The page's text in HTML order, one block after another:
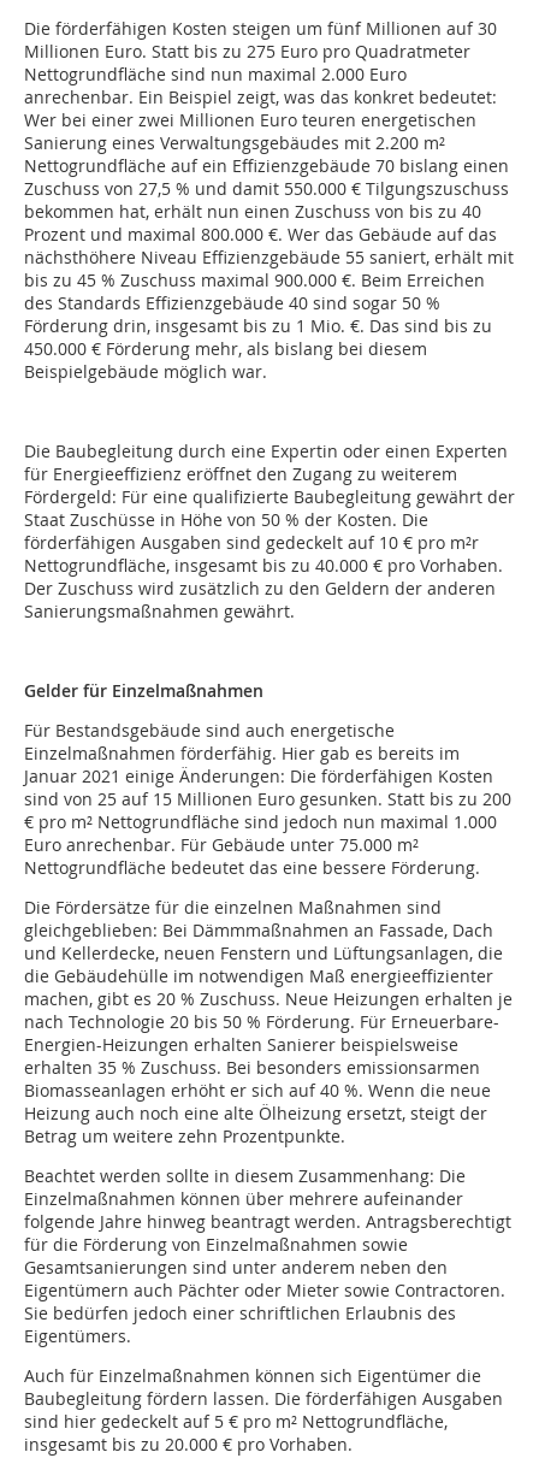
Die förderfähigen Kosten steigen um fünf Millionen auf 30
Millionen Euro. Statt bis zu 275 Euro pro Quadratmeter
Nettogrundfläche sind nun maximal 2.000 Euro
anrechenbar. Ein Beispiel zeigt, was das konkret bedeutet:
Wer bei einer zwei Millionen Euro teuren energetischen
Sanierung eines Verwaltungsgebäudes mit 2.200 m²
Nettogrundfläche auf ein Effizienzgebäude 70 bislang einen
Zuschuss von 27,5 % und damit 550.000 € Tilgungszuschuss
bekommen hat, erhält nun einen Zuschuss von bis zu 40
Prozent und maximal 800.000 €. Wer das Gebäude auf das
nächsthöhere Niveau Effizienzgebäude 55 saniert, erhält mit
bis zu 45 % Zuschuss maximal 900.000 €. Beim Erreichen
des Standards Effizienzgebäude 40 sind sogar 50 %
Förderung drin, insgesamt bis zu 1 Mio. €. Das sind bis zu
450.000 € Förderung mehr, als bislang bei diesem
Beispielgebäude möglich war.
Die Baubegleitung durch eine Expertin oder einen Experten
für Energieeffizienz eröffnet den Zugang zu weiterem
Fördergeld: Für eine qualifizierte Baubegleitung gewährt der
Staat Zuschüsse in Höhe von 50 % der Kosten. Die
förderfähigen Ausgaben sind gedeckelt auf 10 € pro m²r
Nettogrundfläche, insgesamt bis zu 40.000 € pro Vorhaben.
Der Zuschuss wird zusätzlich zu den Geldern der anderen
Sanierungsmaßnahmen gewährt.
Gelder für Einzelmaßnahmen
Für Bestandsgebäude sind auch energetische
Einzelmaßnahmen förderfähig. Hier gab es bereits im
Januar 2021 einige Änderungen: Die förderfähigen Kosten
sind von 25 auf 15 Millionen Euro gesunken. Statt bis zu 200
€ pro m² Nettogrundfläche sind jedoch nun maximal 1.000
Euro anrechenbar. Für Gebäude unter 75.000 m²
Nettogrundfläche bedeutet das eine bessere Förderung.
Die Fördersätze für die einzelnen Maßnahmen sind
gleichgeblieben: Bei Dämmmaßnahmen an Fassade, Dach
und Kellerdecke, neuen Fenstern und Lüftungsanlagen, die
die Gebäudehülle im notwendigen Maß energieeffizienter
machen, gibt es 20 % Zuschuss. Neue Heizungen erhalten je
nach Technologie 20 bis 50 % Förderung. Für Erneuerbare-
Energien-Heizungen erhalten Sanierer beispielsweise
erhalten 35 % Zuschuss. Bei besonders emissionsarmen
Biomasseanlagen erhöht er sich auf 40 %. Wenn die neue
Heizung auch noch eine alte Ölheizung ersetzt, steigt der
Betrag um weitere zehn Prozentpunkte.
Beachtet werden sollte in diesem Zusammenhang: Die
Einzelmaßnahmen können über mehrere aufeinander
folgende Jahre hinweg beantragt werden. Antragsberechtigt
für die Förderung von Einzelmaßnahmen sowie
Gesamtsanierungen sind unter anderem neben den
Eigentümern auch Pächter oder Mieter sowie Contractoren.
Sie bedürfen jedoch einer schriftlichen Erlaubnis des
Eigentümers.
Auch für Einzelmaßnahmen können sich Eigentümer die
Baubegleitung fördern lassen. Die förderfähigen Ausgaben
sind hier gedeckelt auf 5 € pro m² Nettogrundfläche,
insgesamt bis zu 20.000 € pro Vorhaben.